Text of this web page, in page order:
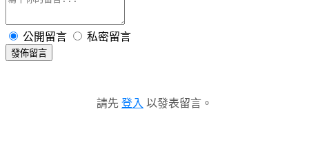
公開留言 私密留言
發佈留言
請先 登入 以發表留言。